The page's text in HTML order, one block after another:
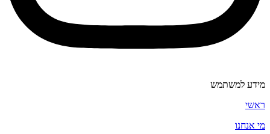
מידע למשתמש
ראשי
מי אנחנו